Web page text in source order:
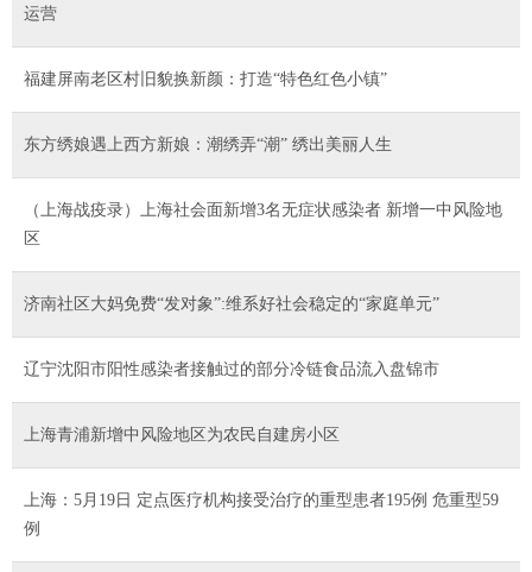
运营
福建屏南老区村旧貌换新颜：打造“特色红色小镇”
东方绣娘遇上西方新娘：潮绣弄“潮” 绣出美丽人生
（上海战疫录）上海社会面新增3名无症状感染者 新增一中风险地
区
济南社区大妈免费“发对象”:维系好社会稳定的“家庭单元”
辽宁沈阳市阳性感染者接触过的部分冷链食品流入盘锦市
上海青浦新增中风险地区为农民自建房小区
上海：5月19日 定点医疗机构接受治疗的重型患者195例 危重型59
例